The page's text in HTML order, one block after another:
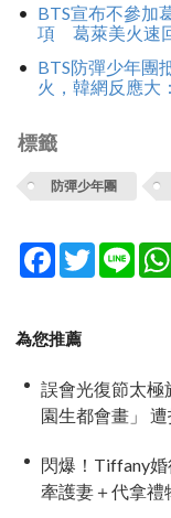
BTS宣布不參加
項 葛萊美火速
BTS防彈少年團
火，韓網反應大
標籤
防彈少年團
Facebook
TwitterLine
為您推薦
誤會光復節太極
園生都會畫」
閃爆！Tiffany
牽護妻＋代拿禮